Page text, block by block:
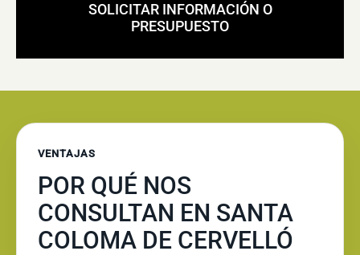
SOLICITAR INFORMACIÓN O
PRESUPUESTO
VENTAJAS
POR QUÉ NOS
CONSULTAN EN SANTA
COLOMA DE CERVELLÓ